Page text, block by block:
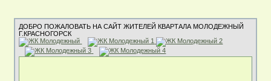
ДОБРО ПОЖАЛОВАТЬ НА САЙТ ЖИТЕЛЕЙ КВАРТАЛА МОЛОДЕЖНЫЙ
Г.КРАСНОГОРСК